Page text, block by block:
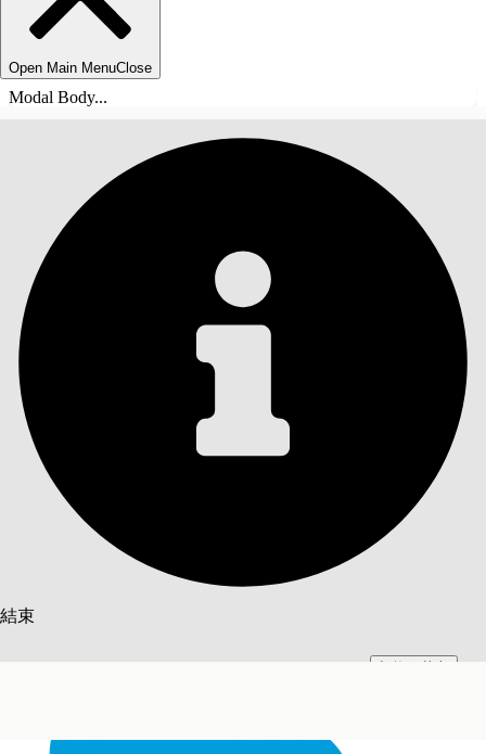
Open Main MenuClose
Modal Body...
結束
目錄